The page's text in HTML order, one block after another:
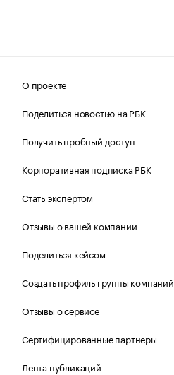
О проекте
Поделиться новостью на РБК
Получить пробный доступ
Корпоративная подписка РБК
Стать экспертом
Отзывы о вашей компании
Поделиться кейсом
Создать профиль группы компаний
Отзывы о сервисе
Сертифицированные партнеры
Лента публикаций